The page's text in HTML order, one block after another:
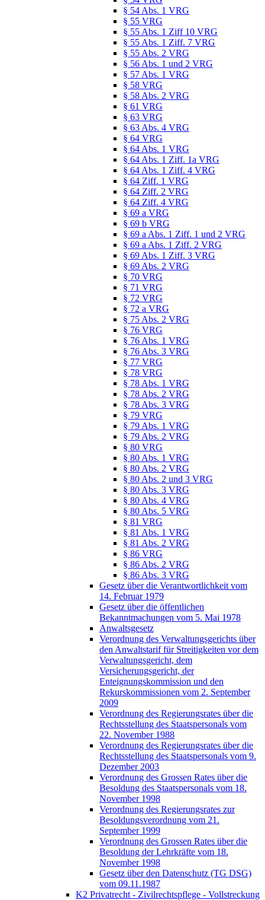
§ 54 Abs. 1 VRG
§ 55 VRG
§ 55 Abs. 1 Ziff 10 VRG
§ 55 Abs. 1 Ziff. 7 VRG
§ 55 Abs. 2 VRG
§ 56 Abs. 1 und 2 VRG
§ 57 Abs. 1 VRG
§ 58 VRG
§ 58 Abs. 2 VRG
§ 61 VRG
§ 63 VRG
§ 63 Abs. 4 VRG
§ 64 VRG
§ 64 Abs. 1 VRG
§ 64 Abs. 1 Ziff. 1a VRG
§ 64 Abs. 1 Ziff. 4 VRG
§ 64 Ziff. 1 VRG
§ 64 Ziff. 2 VRG
§ 64 Ziff. 4 VRG
§ 69 a VRG
§ 69 b VRG
§ 69 a Abs. 1 Ziff. 1 und 2 VRG
§ 69 a Abs. 1 Ziff. 2 VRG
§ 69 Abs. 1 Ziff. 3 VRG
§ 69 Abs. 2 VRG
§ 70 VRG
§ 71 VRG
§ 72 VRG
§ 72 a VRG
§ 75 Abs. 2 VRG
§ 76 VRG
§ 76 Abs. 1 VRG
§ 76 Abs. 3 VRG
§ 77 VRG
§ 78 VRG
§ 78 Abs. 1 VRG
§ 78 Abs. 2 VRG
§ 78 Abs. 3 VRG
§ 79 VRG
§ 79 Abs. 1 VRG
§ 79 Abs. 2 VRG
§ 80 VRG
§ 80 Abs. 1 VRG
§ 80 Abs. 2 VRG
§ 80 Abs. 2 und 3 VRG
§ 80 Abs. 3 VRG
§ 80 Abs. 4 VRG
§ 80 Abs. 5 VRG
§ 81 VRG
§ 81 Abs. 1 VRG
§ 81 Abs. 2 VRG
§ 86 VRG
§ 86 Abs. 2 VRG
§ 86 Abs. 3 VRG
Gesetz über die Verantwortlichkeit vom
14. Februar 1979
Gesetz über die öffentlichen
Bekanntmachungen vom 5. Mai 1978
Anwaltsgesetz
Verordnung des Verwaltungsgerichts über
den Anwaltstarif für Streitigkeiten vor dem
Verwaltungsgericht, dem
Versicherungsgericht, der
Enteignungskommission und den
Rekurskommissionen vom 2. September
2009
Verordnung des Regierungsrates über die
Rechtsstellung des Staatspersonals vom
22. November 1988
Verordnung des Regierungsrates über die
Rechtsstellung des Staatspersonals vom 9.
Dezember 2003
Verordnung des Grossen Rates über die
Besoldung des Staatspersonals vom 18.
November 1998
Verordnung des Regierungsrates zur
Besoldungsverordnung vom 21.
September 1999
Verordnung des Grossen Rates über die
Besoldung der Lehrkräfte vom 18.
November 1998
Gesetz über den Datenschutz (TG DSG)
vom 09.11.1987
K2 Privatrecht - Zivilrechtspflege - Vollstreckung